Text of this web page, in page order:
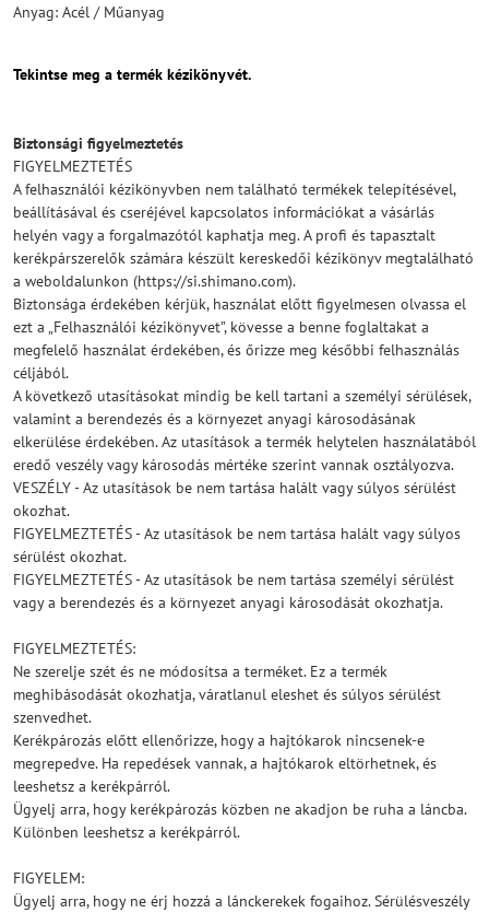
Anyag: Acél / Műanyag
Tekintse meg a termék kézikönyvét.
Biztonsági figyelmeztetés
FIGYELMEZTETÉS
A felhasználói kézikönyvben nem található termékek telepítésével,
beállításával és cseréjével kapcsolatos információkat a vásárlás
helyén vagy a forgalmazótól kaphatja meg. A profi és tapasztalt
kerékpárszerelők számára készült kereskedői kézikönyv megtalálható
a weboldalunkon (https://si.shimano.com).
Biztonsága érdekében kérjük, használat előtt figyelmesen olvassa el
ezt a „Felhasználói kézikönyvet”, kövesse a benne foglaltakat a
megfelelő használat érdekében, és őrizze meg későbbi felhasználás
céljából.
A következő utasításokat mindig be kell tartani a személyi sérülések,
valamint a berendezés és a környezet anyagi károsodásának
elkerülése érdekében. Az utasítások a termék helytelen használatából
eredő veszély vagy károsodás mértéke szerint vannak osztályozva.
VESZÉLY - Az utasítások be nem tartása halált vagy súlyos sérülést
okozhat.
FIGYELMEZTETÉS - Az utasítások be nem tartása halált vagy súlyos
sérülést okozhat.
FIGYELMEZTETÉS - Az utasítások be nem tartása személyi sérülést
vagy a berendezés és a környezet anyagi károsodását okozhatja.
FIGYELMEZTETÉS:
Ne szerelje szét és ne módosítsa a terméket. Ez a termék
meghibásodását okozhatja, váratlanul eleshet és súlyos sérülést
szenvedhet.
Kerékpározás előtt ellenőrizze, hogy a hajtókarok nincsenek-e
megrepedve. Ha repedések vannak, a hajtókarok eltörhetnek, és
leeshetsz a kerékpárról.
Ügyelj arra, hogy kerékpározás közben ne akadjon be ruha a láncba.
Különben leeshetsz a kerékpárról.
FIGYELEM:
Ügyelj arra, hogy ne érj hozzá a lánckerekek fogaihoz. Sérülésveszély